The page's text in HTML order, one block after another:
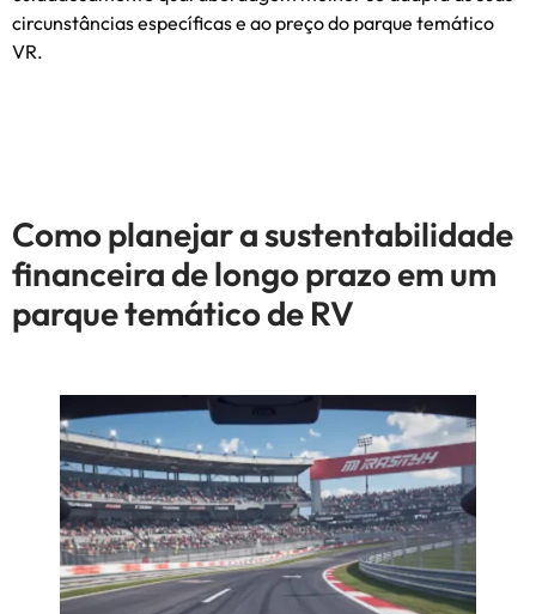
circunstâncias específicas e ao preço do parque temático
VR.
Como planejar a sustentabilidade
financeira de longo prazo em um
parque temático de RV